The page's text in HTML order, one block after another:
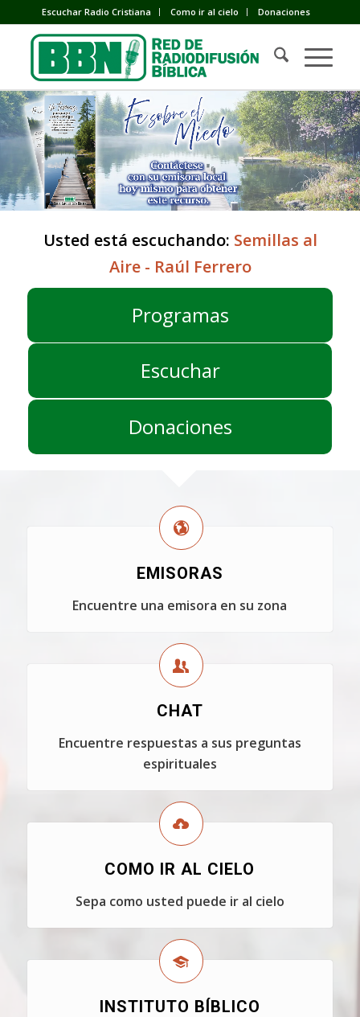
Escuchar Radio Cristiana Como ir al cielo Donaciones
Usted está escuchando: Semillas al
Aire - Raúl Ferrero
Programas
Escuchar
Donaciones
EMISORAS
Encuentre una emisora en su zona
CHAT
Encuentre respuestas a sus preguntas
espirituales
COMO IR AL CIELO
Sepa como usted puede ir al cielo
INSTITUTO BÍBLICO